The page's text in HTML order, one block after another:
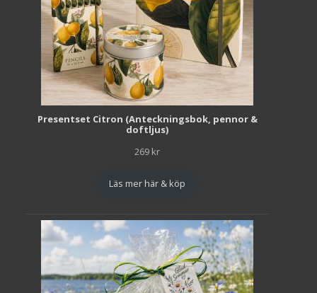
Presentset Citron (Anteckningsbok, pennor &
doftljus)
269 kr
Läs mer här & köp